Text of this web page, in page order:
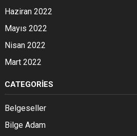
Haziran 2022
Mayıs 2022
Nisan 2022
Mart 2022
CATEGORIES
Belgeseller
Bilge Adam